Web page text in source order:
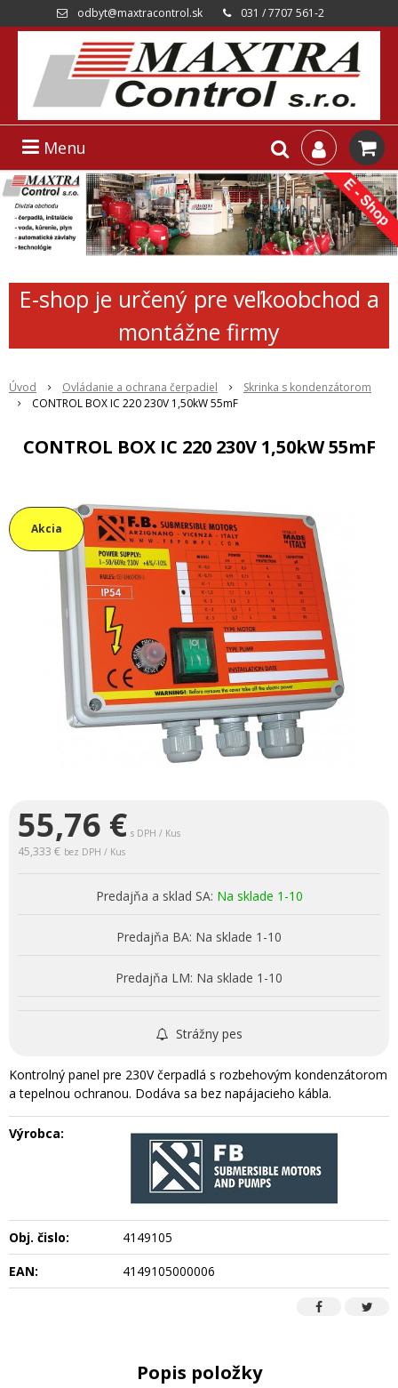
odbyt@maxtracontrol.sk 031 / 7707 561-2
Menu
E-shop je určený pre veľkoobchod a
montážne firmy
Úvod Ovládanie a ochrana čerpadiel
Skrinka s kondenzátorom
CONTROL BOX IC 220 230V 1,50kW 55mF
CONTROL BOX IC 220 230V 1,50kW 55mF
Akcia
55,76 € s DPH / Kus
45,333 € bez DPH / Kus
Predajňa a sklad SA: Na sklade 1-10
Predajňa BA: Na sklade 1-10
Predajňa LM: Na sklade 1-10
Strážny pes
Kontrolný panel pre 230V čerpadlá s rozbehovým kondenzátorom
a tepelnou ochranou. Dodáva sa bez napájacieho kábla.
Výrobca:
Obj. čislo:
4149105
EAN:
4149105000006
Popis položky